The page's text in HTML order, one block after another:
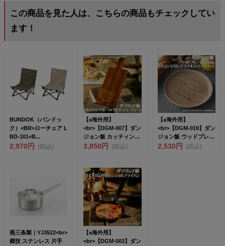
この商品を見た人は、こちらの商品もチェックしてい
ます！
BUNDOK（バンドッ
ク）<BR>ローチェア L
BD-101<B...
2,970円 (税込)
【※海外用】
<br>【DGM-007】ダン
ジョン飯 カッティング
ボード（...
3,850円 (税込)
【※海外用】
<br>【DGM-019】ダン
ジョン飯 ウッドプレー
ト20c...
2,530円 (税込)
燕三条製｜YJ3522<br>
郷技 ステンレス 片手
【※海外用】
<br>【DGM-003】ダン